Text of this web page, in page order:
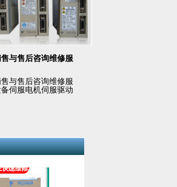
与售后咨询维修服
与售后咨询维修服
伺服电机伺服驱动